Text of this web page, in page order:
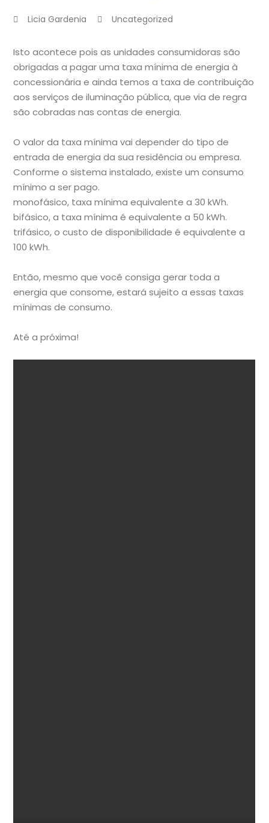
Licia Gardenia Uncategorized
Isto acontece pois as unidades consumidoras são
obrigadas a pagar uma taxa mínima de energia à
concessionária e ainda temos a taxa de contribuição
aos serviços de iluminação pública, que via de regra
são cobradas nas contas de energia.
O valor da taxa mínima vai depender do tipo de
entrada de energia da sua residência ou empresa.
Conforme o sistema instalado, existe um consumo
mínimo a ser pago.
monofásico, taxa mínima equivalente a 30 kWh.
bifásico, a taxa mínima é equivalente a 50 kWh.
trifásico, o custo de disponibilidade é equivalente a
100 kWh.
Então, mesmo que você consiga gerar toda a
energia que consome, estará sujeito a essas taxas
mínimas de consumo.
Até a próxima!